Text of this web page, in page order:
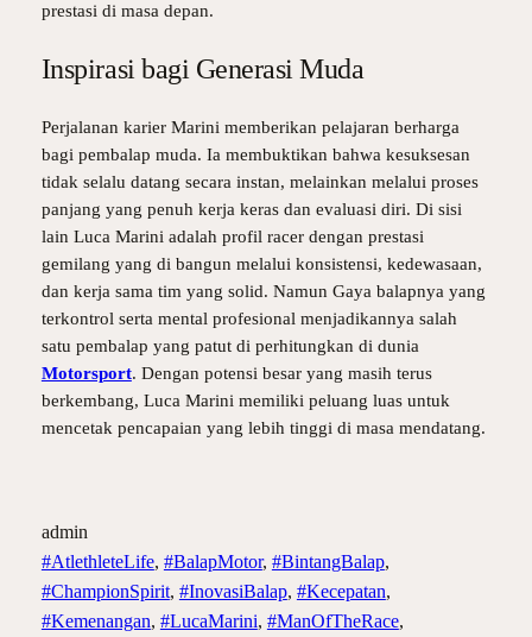
prestasi di masa depan.
Inspirasi bagi Generasi Muda
Perjalanan karier Marini memberikan pelajaran berharga
bagi pembalap muda. Ia membuktikan bahwa kesuksesan
tidak selalu datang secara instan, melainkan melalui proses
panjang yang penuh kerja keras dan evaluasi diri. Di sisi
lain Luca Marini adalah profil racer dengan prestasi
gemilang yang di bangun melalui konsistensi, kedewasaan,
dan kerja sama tim yang solid. Namun Gaya balapnya yang
terkontrol serta mental profesional menjadikannya salah
satu pembalap yang patut di perhitungkan di dunia
Motorsport. Dengan potensi besar yang masih terus
berkembang, Luca Marini memiliki peluang luas untuk
mencetak pencapaian yang lebih tinggi di masa mendatang.
admin
#AtlethleteLife, #BalapMotor, #BintangBalap
#ChampionSpirit, #InovasiBalap, #Kecepatan
#Kemenangan, #LucaMarini, #ManOfTheRace